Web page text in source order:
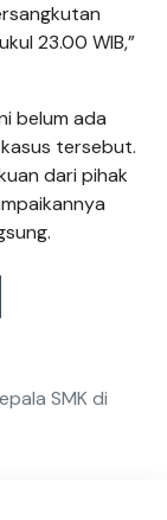
23.00 WIB,”
belum ada
tersebut.
dari pihak
SMK di